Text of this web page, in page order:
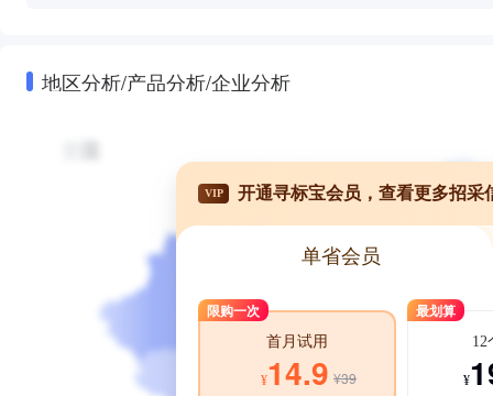
地区分析/产品分析/企业分析
VIP 开通寻标宝会员，查看更多招采
单省会员
限购一次
首月试用
¥14.9 ¥39
最划算
12
¥